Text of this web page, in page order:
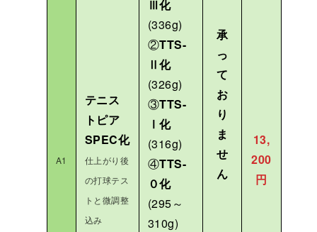
A1
テニス
トピア
SPEC化
仕上がり後
の打球テス
トと微調整
込み
Ⅲ化
(336g)
②TTS-
Ⅱ化
(326g)
③TTS-
Ⅰ化
(316g)
④TTS-
０化
(295～
310g)
承
っ
て
お
り
ま
せ
ん
13,
200
円